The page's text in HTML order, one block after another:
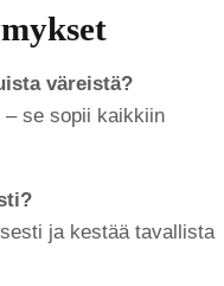
väreistä?
– se sopii kaikkiin
ja kestää tavallista